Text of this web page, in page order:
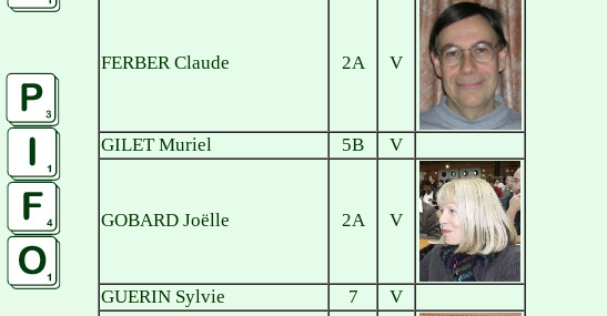
FERBER Claude 2A V
GILET Muriel 5B V
GOBARD Joëlle 2A V
GUERIN Sylvie 7 V